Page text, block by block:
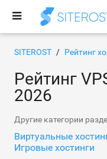
SITEROST Рейтинг
Рейтинг
2026
Другие категории
Виртуальные
Игровые хостинги